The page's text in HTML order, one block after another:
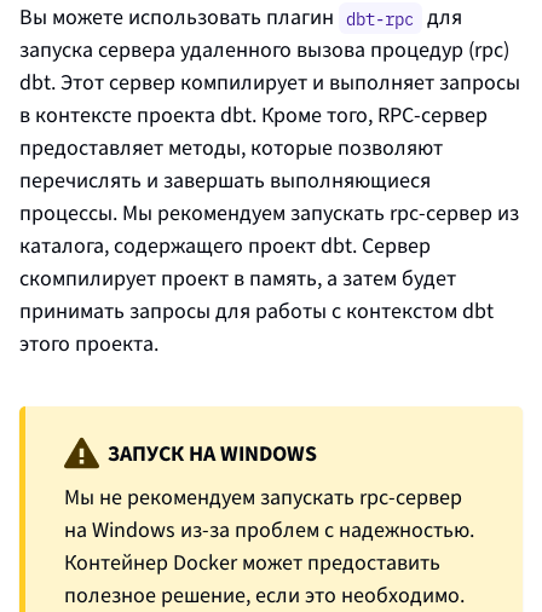
Вы можете использовать плагин dbt-rpc для
запуска сервера удаленного вызова процедур (rpc)
dbt. Этот сервер компилирует и выполняет запросы
в контексте проекта dbt. Кроме того, RPC-сервер
предоставляет методы, которые позволяют
перечислять и завершать выполняющиеся
процессы. Мы рекомендуем запускать rpc-сервер из
каталога, содержащего проект dbt. Сервер
скомпилирует проект в память, а затем будет
принимать запросы для работы с контекстом dbt
этого проекта.
ЗАПУСК НА WINDOWS
Мы не рекомендуем запускать rpc-сервер
на Windows из-за проблем с надежностью.
Контейнер Docker может предоставить
полезное решение, если это необходимо.